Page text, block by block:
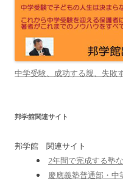
中学受験、成功する親、失敗
邦学館関連サイト
邦学館 関連サイト
2年間で完成する塾
慶應義塾普通部・